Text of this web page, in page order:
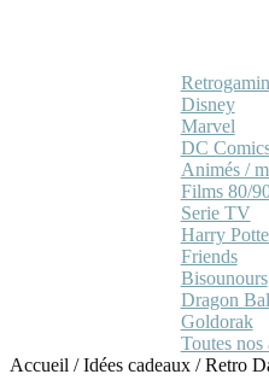
Disney
Marvel
DC
Animés /
Films 80/
Serie TV
Harry
Friends
Bisounours
Dragon
Goldorak
Toutes nos
Accueil /Idées cadeaux /Retro